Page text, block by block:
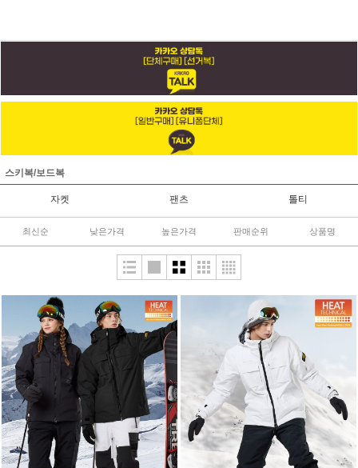
스키복/보드복
자켓 팬츠 톨티
최신순 낮은가격 높은가격 판매순위 상품명